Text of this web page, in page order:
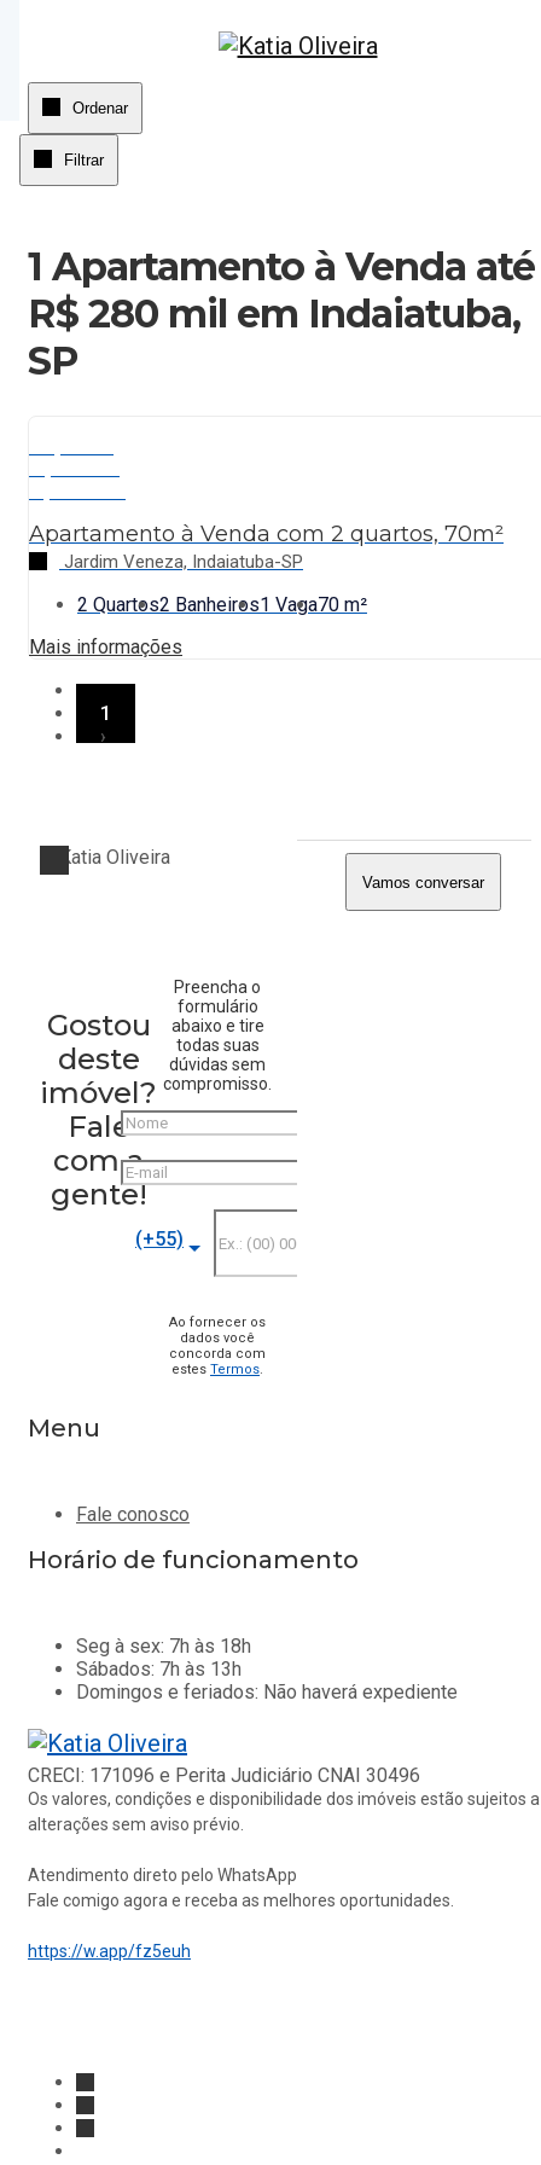
Página inicial
Ordenar
Filtrar
1 Apartamento à Venda até
R$ 280 mil em Indaiatuba,
SP
Apartamento à Venda com 2 quartos, 70m²
Jardim Veneza, Indaiatuba-SP
2 Quartos2 Banheiros1 Vaga70 m²
Mais informações
‹
1
›
Gostou
deste
imóvel?
Fale
com a
gente!
Preencha o
formulário
abaixo e tire
todas suas
dúvidas sem
compromisso.
Nome
E-mail
(+55)
Ao fornecer os
dados você
concorda com
estes Termos.
Vamos conversar
Menu
Fale conosco
Horário de funcionamento
Seg à sex: 7h às 18h
Sábados: 7h às 13h
Domingos e feriados: Não haverá expediente
Página inicial
CRECI: 171096 e Perita Judiciário CNAI 30496
Os valores, condições e disponibilidade dos imóveis estão sujeitos a
alterações sem aviso prévio.
Atendimento direto pelo WhatsApp
Fale comigo agora e receba as melhores oportunidades.
https://w.app/fz5euh